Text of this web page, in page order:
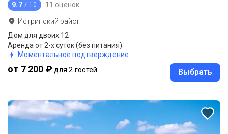
9.7 / 10 11 оценок
Истринский район
Дом для двоих 12
Аренда от 2-х суток (без питания)
Моментальное подтверждение
от 7 200 ₽ для 2 гостей Выбрать